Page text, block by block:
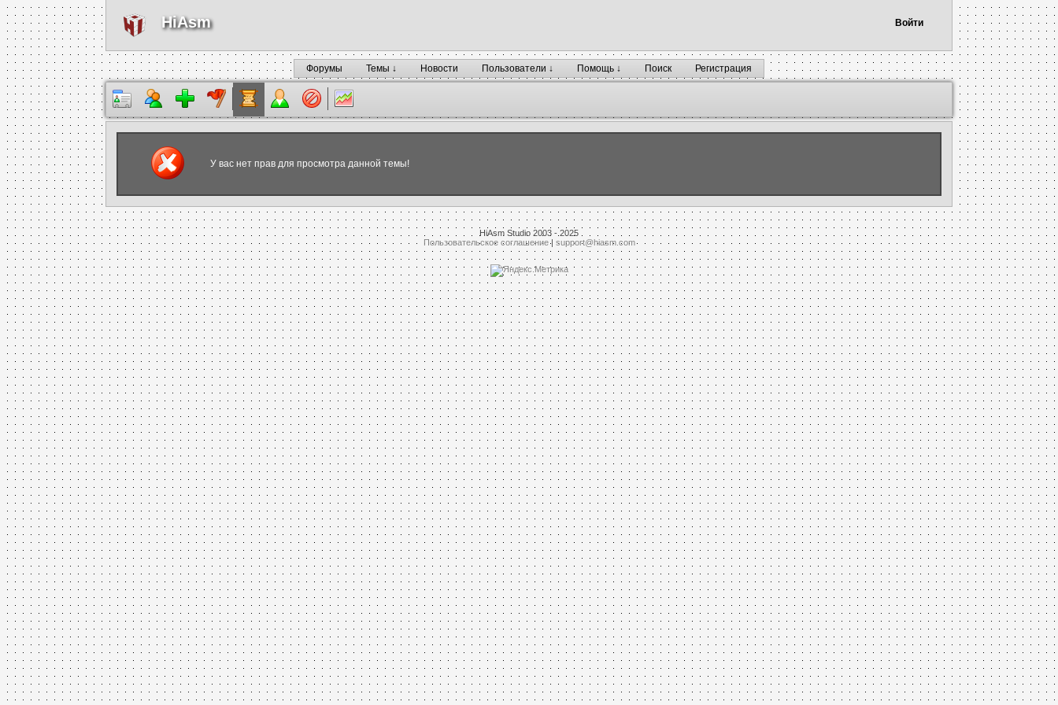
HiAsm Войти
Форумы Темы ↓ Новости Пользователи ↓ Помощь ↓ Поиск Регистрация
У вас нет прав для просмотра данной темы!
HiAsm Studio 2003 - 2025
Пользовательское соглашение| support@hiasm.com